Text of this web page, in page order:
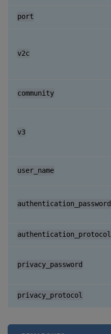
port
v2c
community
v3
user_name
authentication_password
authentication_protocol
privacy_password
privacy_protocol